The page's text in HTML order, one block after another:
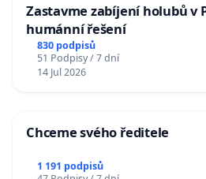
Zastavme zabíjení holubů v
humánní řešení
830 podpisů
51 Podpisy / 7 dní
14 Jul 2026
Chceme svého ředitele
1 191 podpisů